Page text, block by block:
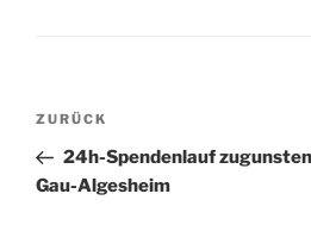
Beitragsnavigation
Vorheriger
Beitrag
ZURÜCK
24h-Spendenlauf
Gau-Algesheim